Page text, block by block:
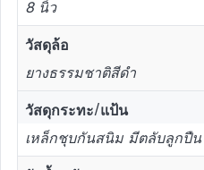
8 นิ้ว
วัสดุล้อ
ยางธรรมชาติสีดำ
วัสดุกระทะ/แป้น
เหล็กชุบกันสนิม มีตลับลูกปืน